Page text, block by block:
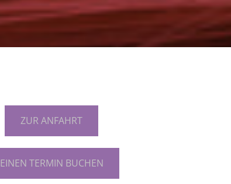
ZUR ANFAHRT
EINEN TERMIN BUCHEN